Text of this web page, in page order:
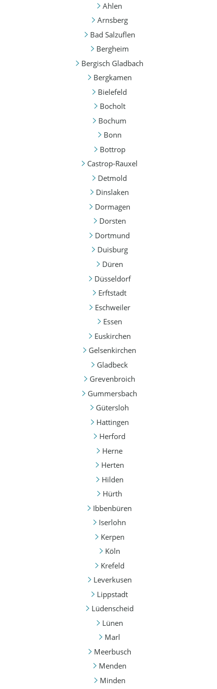
Ahlen
Arnsberg
Bad Salzuflen
Bergheim
Bergisch Gladbach
Bergkamen
Bielefeld
Bocholt
Bochum
Bonn
Bottrop
Castrop-Rauxel
Detmold
Dinslaken
Dormagen
Dorsten
Dortmund
Duisburg
Düren
Düsseldorf
Erftstadt
Eschweiler
Essen
Euskirchen
Gelsenkirchen
Gladbeck
Grevenbroich
Gummersbach
Gütersloh
Hattingen
Herford
Herne
Herten
Hilden
Hürth
Ibbenbüren
Iserlohn
Kerpen
Köln
Krefeld
Leverkusen
Lippstadt
Lüdenscheid
Lünen
Marl
Meerbusch
Menden
Minden